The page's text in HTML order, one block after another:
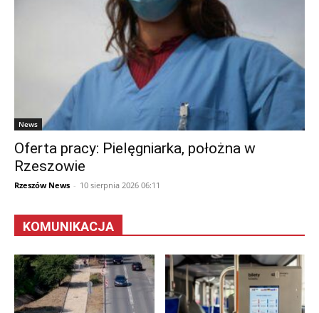
News
Oferta pracy: Pielęgniarka, położna w
Rzeszowie
Rzeszów News - 10 sierpnia 2026 06:11
KOMUNIKACJA